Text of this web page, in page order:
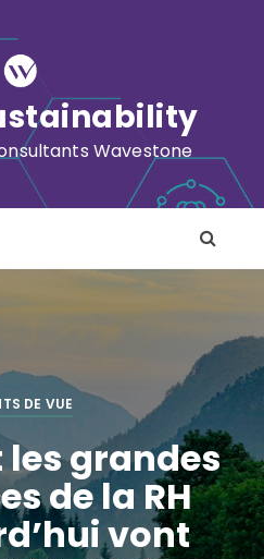
Wavestone
DE VUE
grandes
de la RH
vont